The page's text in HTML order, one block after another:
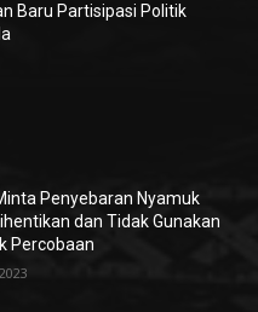
Baru Partisipasi Politik
Penyebaran Nyamuk
dan Tidak Gunakan
Percobaan